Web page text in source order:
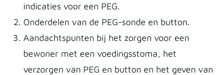
indicaties voor een PEG.
Onderdelen van de PEG-sonde en button.
Aandachtspunten bij het zorgen voor een
bewoner met een voedingsstoma, het
verzorgen van PEG en button en het geven van